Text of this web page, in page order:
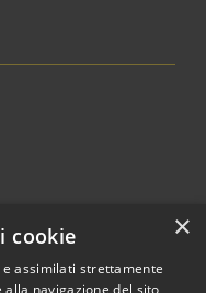
×
cookie
assimilati strettamente
navigazione del sito,